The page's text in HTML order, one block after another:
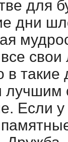
для
дни
в такие
Если у